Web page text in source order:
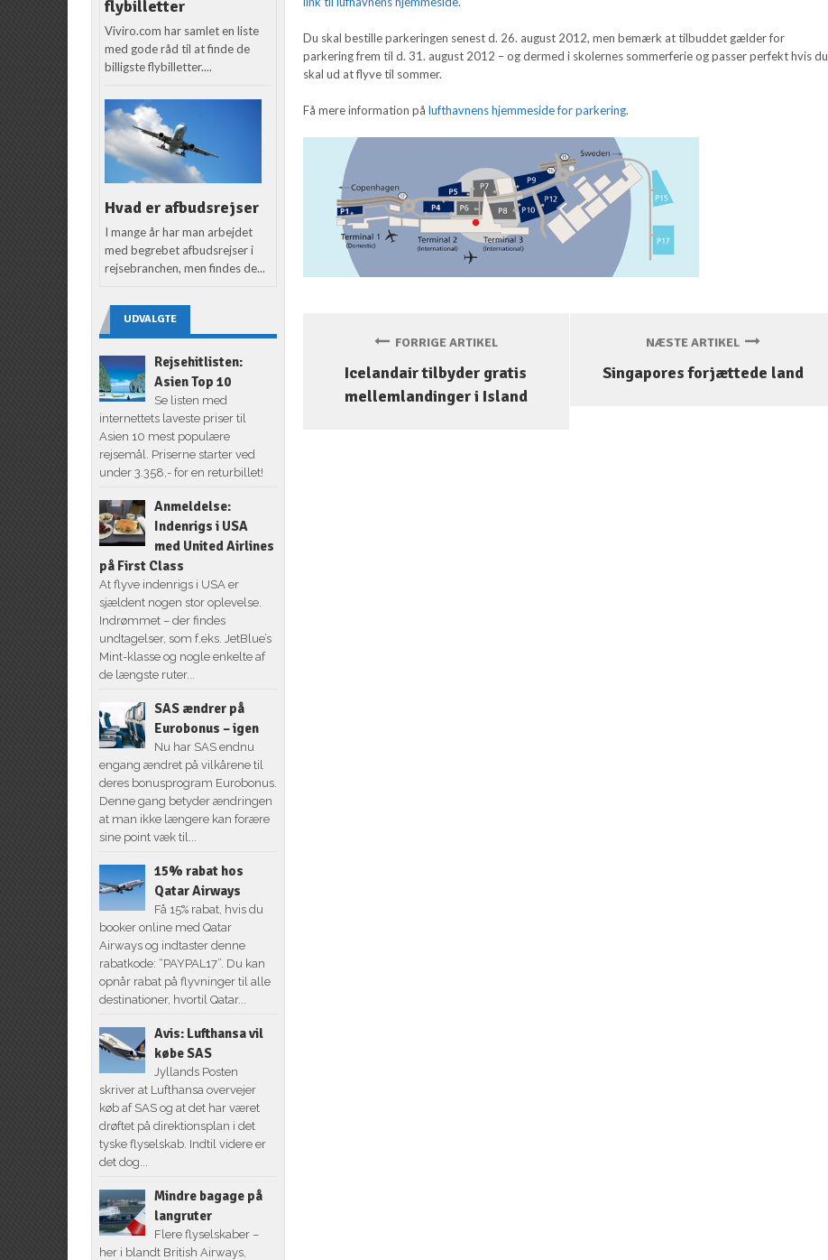
Du skal bestille parkeringen senest d. 26. august 2012, men bemærk at tilbuddet gælder for
parkering frem til d. 31. august 2012 – og dermed i skolernes sommerferie og passer perfekt hvis du
skal ud at flyve til sommer.
Få mere information pålufthavnens hjemmeside for parkering.
FORRIGE ARTIKEL
Icelandair tilbyder gratis
mellemlandinger i Island
NÆSTE ARTIKEL
Singapores forjættede land
flybilletter
Viviro.com har samlet en liste
med gode råd til at finde de
billigste flybilletter....
Hvad er afbudsrejser
I mange år har man arbejdet
med begrebet afbudsrejser i
rejsebranchen, men findes de...
UDVALGTE
Rejsehitlisten:
Asien Top 10
Se listen med
internettets laveste priser til
Asien 10 mest populære
rejsemål. Priserne starter ved
under 3.358,- for en returbillet!
Anmeldelse:
Indenrigs i USA
med United Airlines
på First Class
At flyve indenrigs i USA er
sjældent nogen stor oplevelse.
Indrømmet – der findes
undtagelser, som f.eks. JetBlue’s
Mint-klasse og nogle enkelte af
de længste ruter...
SAS ændrer på
Eurobonus – igen
Nu har SAS endnu
engang ændret på vilkårene til
deres bonusprogram Eurobonus.
Denne gang betyder ændringen
at man ikke længere kan forære
sine point væk til...
15% rabat hos
Qatar Airways
Få 15% rabat, hvis du
booker online med Qatar
Airways og indtaster denne
rabatkode: “PAYPAL17”. Du kan
opnår rabat på flyvninger til alle
destinationer, hvortil Qatar...
Avis: Lufthansa vil
købe SAS
Jyllands Posten
skriver at Lufthansa overvejer
køb af SAS og at det har været
drøftet på direktionsplan i det
tyske flyselskab. Indtil videre er
det dog...
Mindre bagage på
langruter
Flere flyselskaber –
her i blandt British Airways,